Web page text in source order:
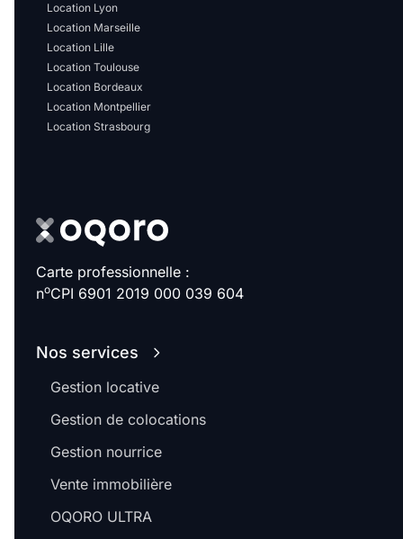
Location Lyon
Location Marseille
Location Lille
Location Toulouse
Location Bordeaux
Location Montpellier
Location Strasbourg
Carte professionnelle :
noCPI 6901 2019 000 039 604
Nos services
Gestion locative
Gestion de colocations
Gestion nourrice
Vente immobilière
OQORO ULTRA